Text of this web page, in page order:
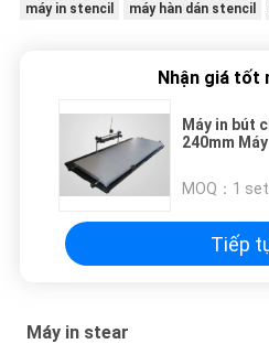
máy in stencil máy hàn dán stencil
Nhận giá tốt
Máy in bút
240mm
MOQ： 1 set
Tiếp
Máy in stear